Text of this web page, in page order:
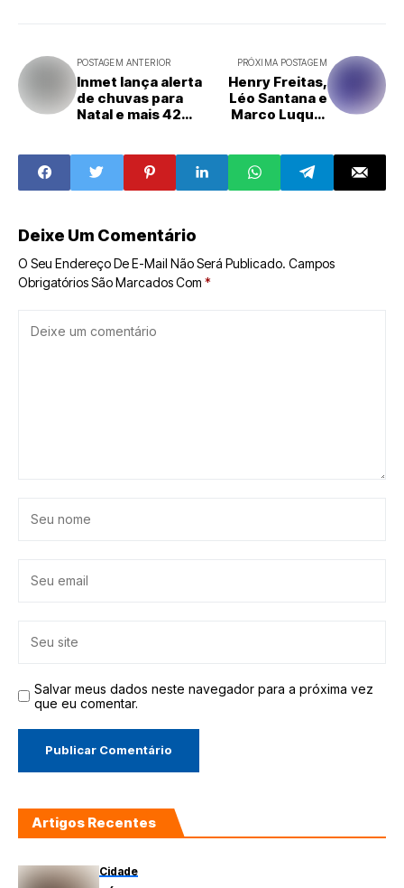
POSTAGEM ANTERIOR
Inmet lança alerta
de chuvas para
Natal e mais 42
PRÓXIMA POSTAGEM
Henry Freitas,
Léo Santana e
Marco Luque:
semana em Natal
Deixe Um Comentário
O Seu Endereço De E-Mail Não Será Publicado. Campos
Obrigatórios São Marcados Com *
Salvar meus dados neste navegador para a próxima vez
que eu comentar.
Artigos Recentes
Cidade